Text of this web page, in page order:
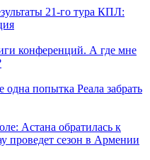
21-го тура КПЛ:
конференций. А где мне
попытка Реала забрать
Астана обратилась к
проведет сезон в Армении